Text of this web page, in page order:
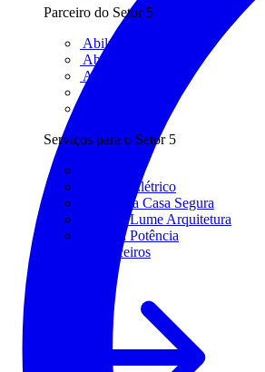
Parceiro do Setor 5
Abilux
Abracopel
Abreme
Aureside
Serviços para o Setor 5
O Setor Elétrico
Programa Casa Segura
Revista Lume Arquitetura
Revista Potência
Todos os parceiros